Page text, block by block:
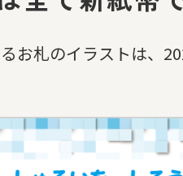
お札のイラストは、